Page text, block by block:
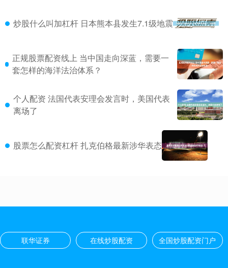
炒股什么叫加杠杆 日本熊本县发生7.1级地震
正规股票配资线上 当中国走向深蓝，需要一
套怎样的海洋法治体系？
个人配资 法国代表安理会发言时，美国代表
离场了
股票怎么配资杠杆 扎克伯格最新涉华表态
联华证券 在线炒股配资 全国炒股配资门户